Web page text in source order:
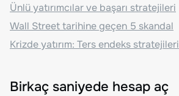
Ünlü yatırımcılar ve başarı stratejileri
Wall Street tarihine geçen 5 skandal
Krizde yatırım: Ters endeks stratejileri
Birkaç saniyede hesap aç